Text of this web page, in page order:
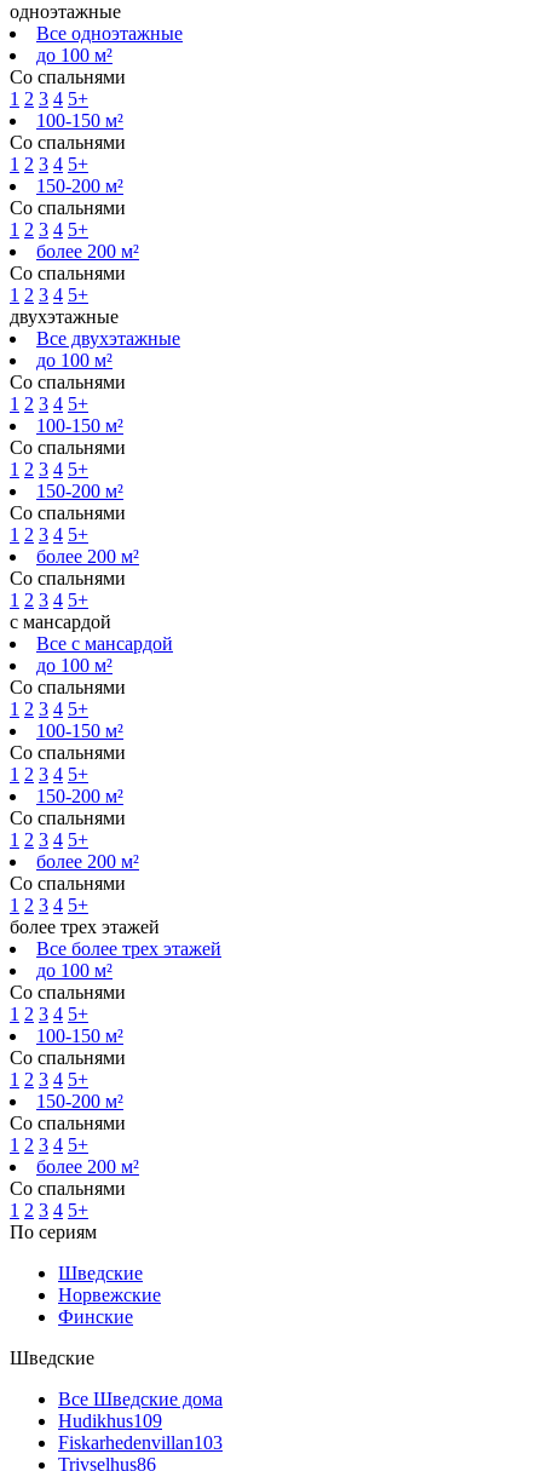
одноэтажные
Все одноэтажные
до 100 м²
Со спальнями
1 2 3 4 5+
100-150 м²
Со спальнями
1 2 3 4 5+
150-200 м²
Со спальнями
1 2 3 4 5+
более 200 м²
Со спальнями
1 2 3 4 5+
двухэтажные
Все двухэтажные
до 100 м²
Со спальнями
1 2 3 4 5+
100-150 м²
Со спальнями
1 2 3 4 5+
150-200 м²
Со спальнями
1 2 3 4 5+
более 200 м²
Со спальнями
1 2 3 4 5+
с мансардой
Все с мансардой
до 100 м²
Со спальнями
1 2 3 4 5+
100-150 м²
Со спальнями
1 2 3 4 5+
150-200 м²
Со спальнями
1 2 3 4 5+
более 200 м²
Со спальнями
1 2 3 4 5+
более трех этажей
Все более трех этажей
до 100 м²
Со спальнями
1 2 3 4 5+
100-150 м²
Со спальнями
1 2 3 4 5+
150-200 м²
Со спальнями
1 2 3 4 5+
более 200 м²
Со спальнями
1 2 3 4 5+
По сериям
Шведские
Норвежские
Финские
Шведские
Все Шведские дома
Hudikhus109
Fiskarhedenvillan103
Trivselhus86